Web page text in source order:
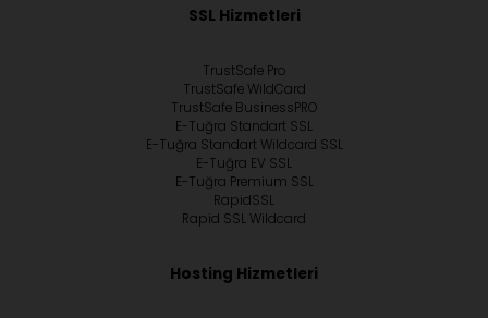
SSL Hizmetleri
TrustSafe Pro
TrustSafe WildCard
TrustSafe BusinessPRO
E-Tuğra Standart SSL
E-Tuğra Standart Wildcard SSL
E-Tuğra EV SSL
E-Tuğra Premium SSL
RapidSSL
Rapid SSL Wildcard
Hosting Hizmetleri